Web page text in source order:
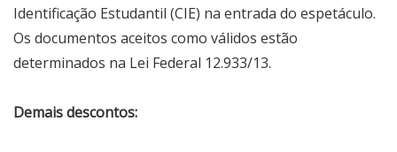
Identificação Estudantil (CIE) na entrada do espetáculo.
Os documentos aceitos como válidos estão
determinados na Lei Federal 12.933/13.
Demais descontos: